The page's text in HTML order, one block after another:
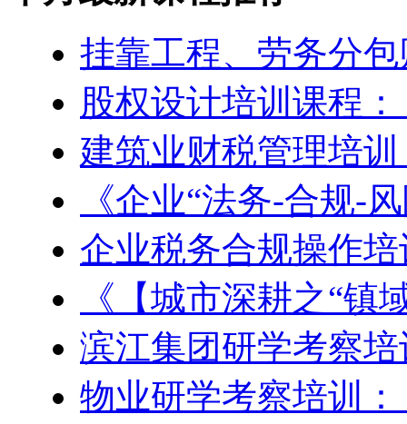
挂靠工程、劳务分
股权设计培训课程
建筑业财税管理培
《企业“法务-合规-
企业税务合规操作
《【城市深耕之“镇
滨江集团研学考察
物业研学考察培训